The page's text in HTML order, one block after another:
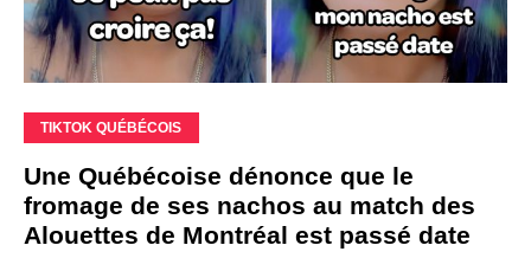
TIKTOK QUÉBÉCOIS
Une Québécoise dénonce que le
fromage de ses nachos au match des
Alouettes de Montréal est passé date